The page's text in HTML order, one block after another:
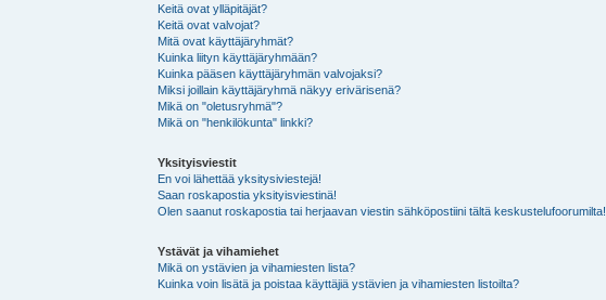
Keitä ovat ylläpitäjät?
Keitä ovat valvojat?
Mitä ovat käyttäjäryhmät?
Kuinka liityn käyttäjäryhmään?
Kuinka pääsen käyttäjäryhmän valvojaksi?
Miksi joillain käyttäjäryhmä näkyy erivärisenä?
Mikä on "oletusryhmä"?
Mikä on "henkilökunta" linkki?
Yksityisviestit
En voi lähettää yksitysiviestejä!
Saan roskapostia yksityisviestinä!
Olen saanut roskapostia tai herjaavan viestin sähköpostiini tältä keskustelufoorumilta!
Ystävät ja vihamiehet
Mikä on ystävien ja vihamiesten lista?
Kuinka voin lisätä ja poistaa käyttäjiä ystävien ja vihamiesten listoilta?